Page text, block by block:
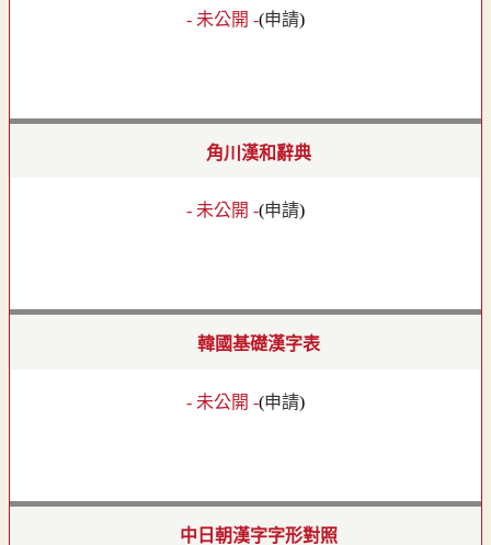
- 未公開 -(申請)
角川漢和辭典
- 未公開 -(申請)
韓國基礎漢字表
- 未公開 -(申請)
中日朝漢字字形對照